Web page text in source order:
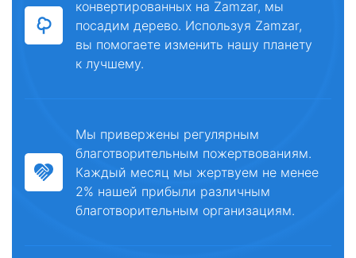
конвертированных на Zamzar, мы
посадим дерево. Используя Zamzar,
вы помогаете изменить нашу планету
к лучшему.
Мы привержены регулярным
благотворительным пожертвованиям.
Каждый месяц мы жертвуем не менее
2% нашей прибыли различным
благотворительным организациям.